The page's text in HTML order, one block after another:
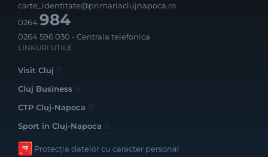
carte_identitate@primariaclujnapoca.ro
0264984
0264 596 030 - Centrala telefonica
LINKURI UTILE
Visit Cluj
Cluj Business
CTP Cluj-Napoca
Sport în Cluj-Napoca
Protecția datelor cu caracter personal